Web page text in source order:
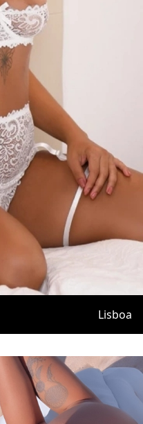
Lisboa